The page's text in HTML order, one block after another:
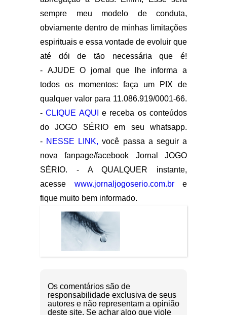
sempre meu modelo de conduta,
obviamente dentro de minhas limitações
espirituais e essa vontade de evoluir que
até dói de tão necessária que é!
- AJUDE O jornal que lhe informa a
todos os momentos: faça um PIX de
qualquer valor para 11.086.919/0001-66.
-CLIQUE AQUI
e receba os conteúdos
do JOGO SÉRIO em seu whatsapp.
- NESSE LINK, você passa a seguir a
nova fanpage/facebook Jornal JOGO
SÉRIO. - A QUALQUER instante,
acesse www.jornaljogoserio.com.bre
fique muito bem informado.
Os comentários são de
responsabilidade exclusiva de seus
autores e não representam a opinião
deste site. Se achar algo que viole